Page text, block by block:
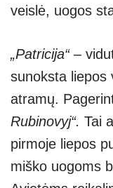
veislė, uogos
„Patricija“–
sunoksta liepos
atramų.
Rubinovyj“. Tai
pirmoje liepos
miško uogoms